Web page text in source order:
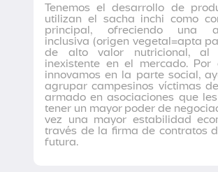
Tenemos el desarrollo de
utilizan el sacha inchi como
principal, ofreciendo una
inclusiva (origen vegetal=apta
de alto valor nutricional, al
inexistente en el mercado. Por
innovamos en la parte social,
agrupar campesinos víctimas
armado en asociaciones que
tener un mayor poder de
vez una mayor estabilidad
través de la firma de contratos
futura.